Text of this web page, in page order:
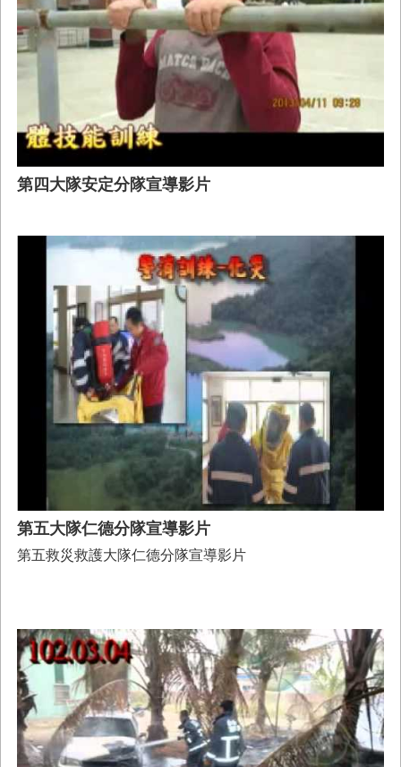
第四大隊安定分隊宣導影片
第五大隊仁德分隊宣導影片
第五救災救護大隊仁德分隊宣導影片